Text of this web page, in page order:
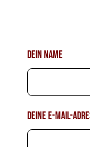
Dein Name
Deine E-Mail-